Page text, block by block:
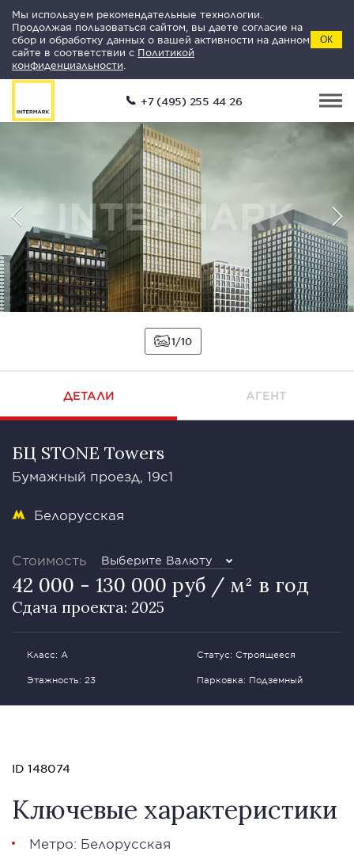
Мы используем рекомендательные технологии.
Продолжая пользоваться сайтом, вы даете согласие на
сбор и обработку данных о вашей активности на данном
сайте в соответствии с Политикой
конфиденциальности
ОК
+7 (495) 255 44 26
1 10
ДЕТАЛИ АГЕНТ
БЦ STONE Towers
Бумажный проезд, 19с1
Белорусская
Стоимость Выберите Валюту
42 000 - 130 000 руб / м² в год
Сдача проекта: 2025
Класс: А Статус: Строящееся
Этажность: 23 Парковка: Подземный
ID 148074
Ключевые характеристики
Метро: Белорусская